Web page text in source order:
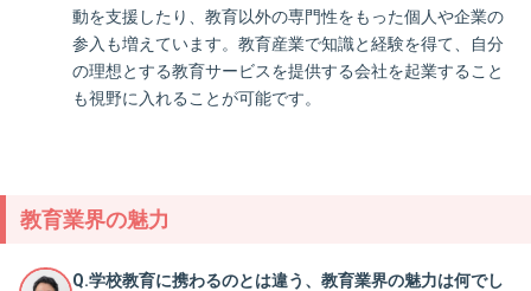
動を支援したり、教育以外の専門性をもった個人や企業の
参入も増えています。教育産業で知識と経験を得て、自分
の理想とする教育サービスを提供する会社を起業すること
も視野に入れることが可能です。
教育業界の魅力
Q.学校教育に携わるのとは違う、教育業界の魅力は何でし